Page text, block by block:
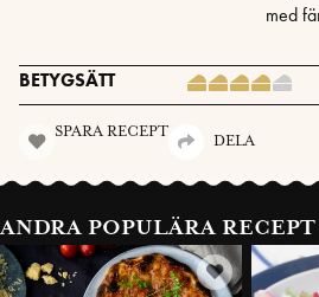
med
BETYGSÄTT
SPARA RECEPT
DELA
ANDRA POPULÄRA RECEPT